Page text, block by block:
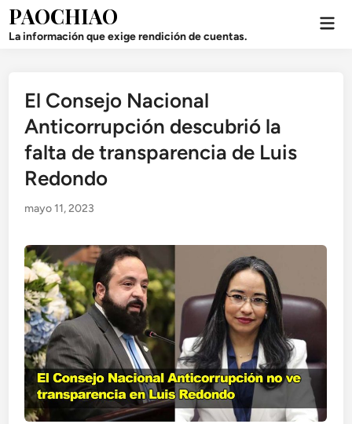
Saltar
contenido
PAOCHIAO
La información que exige rendición de cuentas.
Publicado
en
El Consejo Nacional
Anticorrupción descubrió la
falta de transparencia de Luis
Redondo
mayo 11, 2023